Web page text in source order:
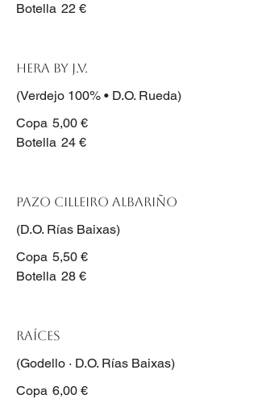
Botella 22 €
Hera by J.V.
(Verdejo 100% • D.O. Rueda)
Copa 5,00 €
Botella 24 €
Pazo Cilleiro Albariño
(D.O. Rías Baixas)
Copa 5,50 €
Botella 28 €
Raíces
(Godello · D.O. Rías Baixas)
Copa 6,00 €